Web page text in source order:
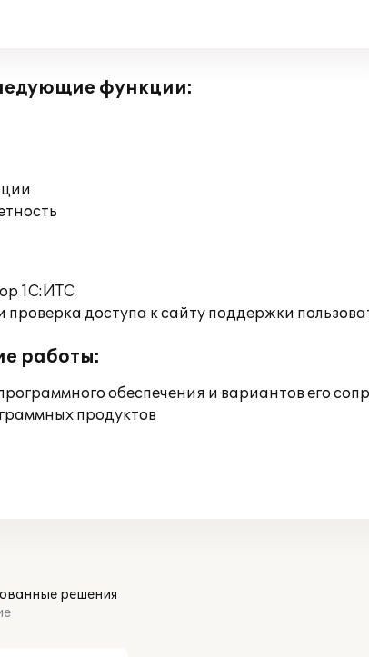
функции:
1С:ИТС
доступа к сайту поддержки
работы:
обеспечения и вариантов его
продуктов
решения